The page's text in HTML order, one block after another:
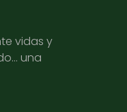
vidas y
una